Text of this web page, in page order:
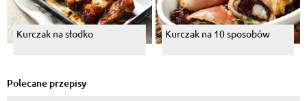
Kurczak na słodko Kurczak na 10 sposobów
Polecane przepisy